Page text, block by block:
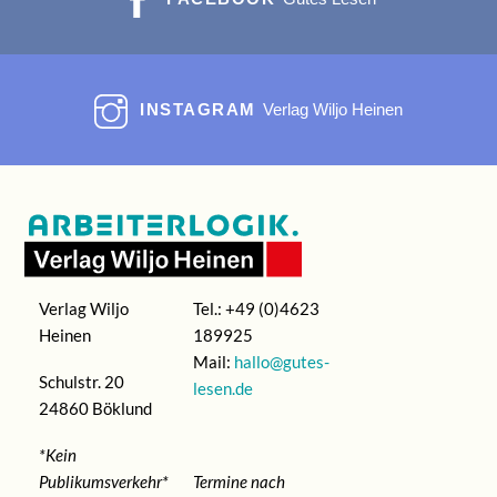
INSTAGRAM Verlag Wiljo Heinen
Verlag Wiljo
Heinen
Schulstr. 20
24860 Böklund
*Kein
Publikumsverkehr*
Tel.: +49 (0)4623
189925
Mail: hallo@gutes-
lesen.de
Termine nach